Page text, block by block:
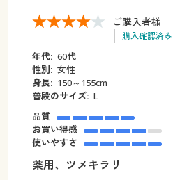
ご購入者様
購入確認済み
年代: 60代
性別: 女性
身長: 150～155cm
普段のサイズ: L
品質
お買い得感
使いやすさ
薬用、ツメキラリ